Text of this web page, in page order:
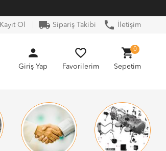
Kayıt Ol local_shipping Sipariş Takibi phone İletişim
person
Giriş Yap
favorite_border
Favorilerim
shopping_cart
Sepetim
0